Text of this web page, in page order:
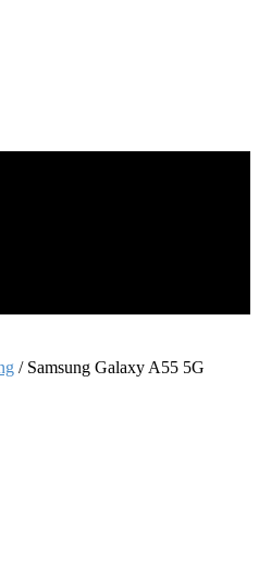
/ Samsung Galaxy A55 5G